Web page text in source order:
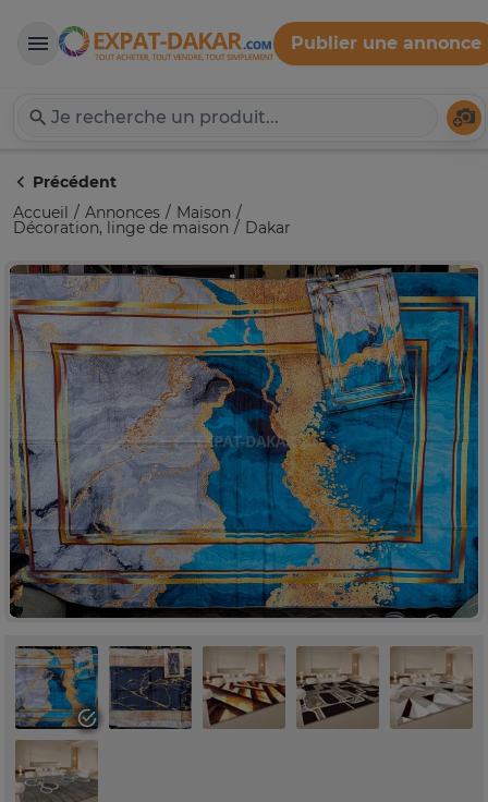
Expat-Dakar
Publier une annonce
Précédent
Accueil
Annonces Maison
Décoration, linge de maison Dakar